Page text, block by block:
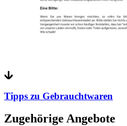
Tipps zu Gebrauchtwaren
Zugehörige Angebote